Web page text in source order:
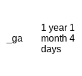
_ga
1 year 1
month 4
days